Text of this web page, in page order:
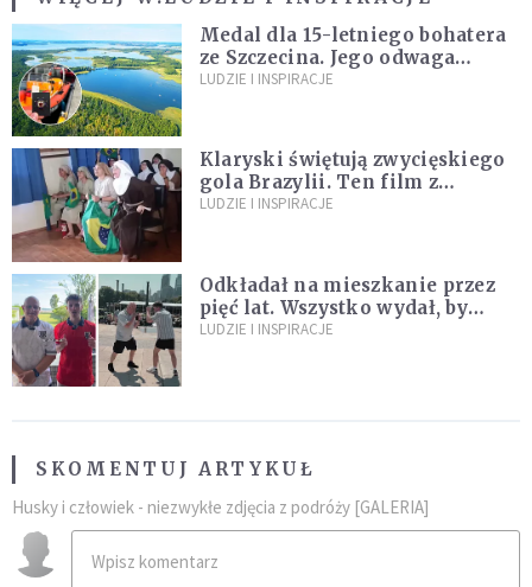
Medal dla 15-letniego bohatera
ze Szczecina. Jego odwaga
ocaliła ludzkie życie
LUDZIE I INSPIRACJE
Klaryski świętują zwycięskiego
gola Brazylii. Ten film z
zakonnicami obejrzały już
LUDZIE I INSPIRACJE
Odkładał na mieszkanie przez
pięć lat. Wszystko wydał, by
spełnić marzenie 80-letniego
LUDZIE I INSPIRACJE
SKOMENTUJ ARTYKUŁ
Husky i człowiek - niezwykłe zdjęcia z podróży [GALERIA]